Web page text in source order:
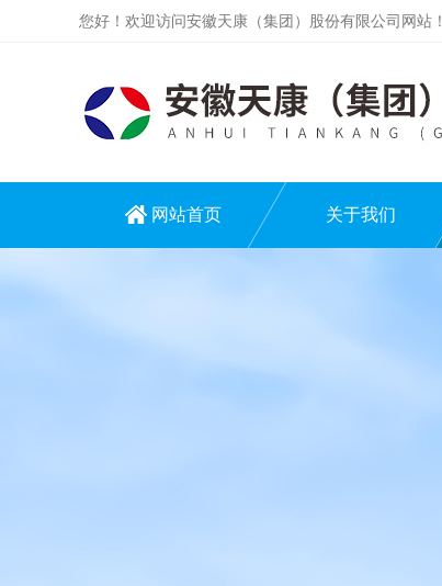
您好！欢迎访问安徽天康（集团）股份有限公司网站！
网站首页 关于我们